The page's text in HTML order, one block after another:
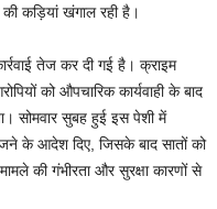
कड़ियां खंगाल रही है।
तेज कर दी गई है। क्राइम
को औपचारिक कार्यवाही के बाद
सोमवार सुबह हुई इस पेशी में
के आदेश दिए, जिसके बाद सातों को
की गंभीरता और सुरक्षा कारणों से